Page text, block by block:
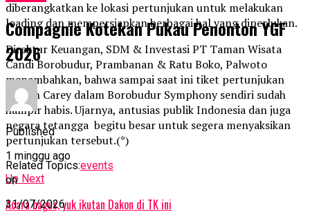
diberangkatkan ke lokasi pertunjukan untuk melakukan
loading dan mempersiapkan berbagai hal yang diperlukan.
Direktur Keuangan, SDM & Investasi PT Taman Wisata
Candi Borobudur, Prambanan & Ratu Boko, Palwoto
menambahkan, bahwa sampai saat ini tiket pertunjukan
Mariah Carey dalam Borobudur Symphony sendiri sudah
hampir habis. Ujarnya, antusias publik Indonesia dan juga
negara tetangga begitu besar untuk segera menyaksikan
pertunjukan tersebut.(*)
Related Topics:events
Up Next
Acara bagus, yuk ikutan Dakon di TK ini
Compagnie Kotekan Pukau Penonton YGF
2026
Published
1 minggu ago
on
31/07/2026